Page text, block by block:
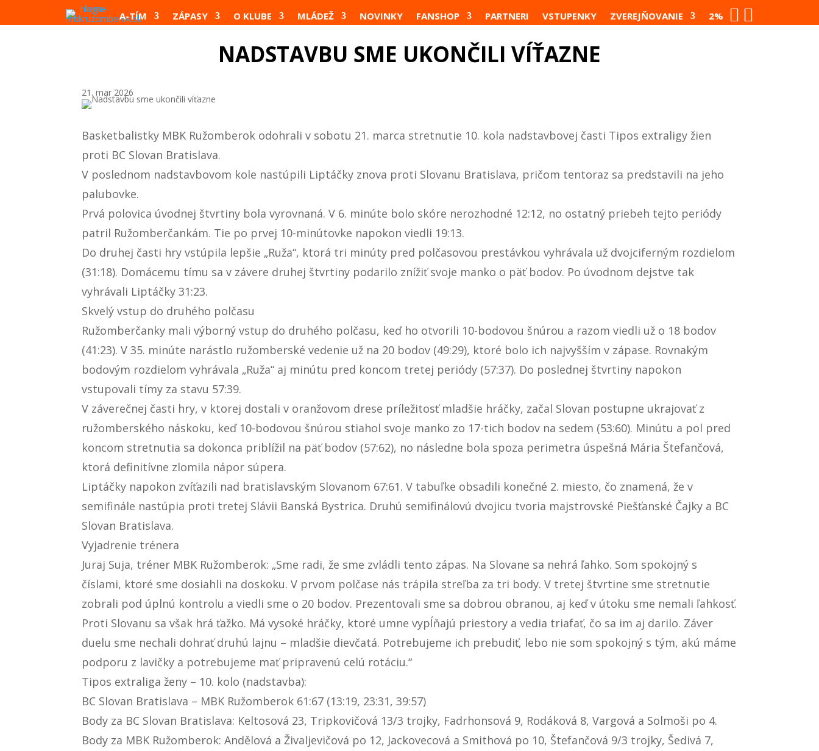
A-TÍM ZÁPASY O KLUBE MLÁDEŽ NOVINKY FANSHOP PARTNERI VSTUPENKY ZVEREJŇOVANIE 2%  
NADSTAVBU SME UKONČILI VÍŤAZNE
21. mar 2026
Basketbalistky MBK Ružomberok odohrali v sobotu 21. marca stretnutie 10. kola nadstavbovej časti Tipos extraligy žien
proti BC Slovan Bratislava.
V poslednom nadstavbovom kole nastúpili Liptáčky znova proti Slovanu Bratislava, pričom tentoraz sa predstavili na jeho
palubovke.
Prvá polovica úvodnej štvrtiny bola vyrovnaná. V 6. minúte bolo skóre nerozhodné 12:12, no ostatný priebeh tejto periódy
patril Ružomberčankám. Tie po prvej 10-minútovke napokon viedli 19:13.
Do druhej časti hry vstúpila lepšie „Ruža“, ktorá tri minúty pred polčasovou prestávkou vyhrávala už dvojciferným rozdielom
(31:18). Domácemu tímu sa v závere druhej štvrtiny podarilo znížiť svoje manko o päť bodov. Po úvodnom dejstve tak
vyhrávali Liptáčky 31:23.
Skvelý vstup do druhého polčasu
Ružomberčanky mali výborný vstup do druhého polčasu, keď ho otvorili 10-bodovou šnúrou a razom viedli už o 18 bodov
(41:23). V 35. minúte narástlo ružomberské vedenie už na 20 bodov (49:29), ktoré bolo ich najvyšším v zápase. Rovnakým
bodovým rozdielom vyhrávala „Ruža“ aj minútu pred koncom tretej periódy (57:37). Do poslednej štvrtiny napokon
vstupovali tímy za stavu 57:39.
V záverečnej časti hry, v ktorej dostali v oranžovom drese príležitosť mladšie hráčky, začal Slovan postupne ukrajovať z
ružomberského náskoku, keď 10-bodovou šnúrou stiahol svoje manko zo 17-tich bodov na sedem (53:60). Minútu a pol pred
koncom stretnutia sa dokonca priblížil na päť bodov (57:62), no následne bola spoza perimetra úspešná Mária Štefančová,
ktorá definitívne zlomila nápor súpera.
Liptáčky napokon zvíťazili nad bratislavským Slovanom 67:61. V tabuľke obsadili konečné 2. miesto, čo znamená, že v
semifinále nastúpia proti tretej Slávii Banská Bystrica. Druhú semifinálovú dvojicu tvoria majstrovské Piešťanské Čajky a BC
Slovan Bratislava.
Vyjadrenie trénera
Juraj Suja, tréner MBK Ružomberok: „Sme radi, že sme zvládli tento zápas. Na Slovane sa nehrá ľahko. Som spokojný s
číslami, ktoré sme dosiahli na doskoku. V prvom polčase nás trápila streľba za tri body. V tretej štvrtine sme stretnutie
zobrali pod úplnú kontrolu a viedli sme o 20 bodov. Prezentovali sme sa dobrou obranou, aj keď v útoku sme nemali ľahkosť.
Proti Slovanu sa však hrá ťažko. Má vysoké hráčky, ktoré umne vypĺňajú priestory a vedia triafať, čo sa im aj darilo. Záver
duelu sme nechali dohrať druhú lajnu – mladšie dievčatá. Potrebujeme ich prebudiť, lebo nie som spokojný s tým, akú máme
podporu z lavičky a potrebujeme mať pripravenú celú rotáciu.“
Tipos extraliga ženy – 10. kolo (nadstavba):
BC Slovan Bratislava – MBK Ružomberok 61:67 (13:19, 23:31, 39:57)
Body za BC Slovan Bratislava: Keltosová 23, Tripkovičová 13/3 trojky, Fadrhonsová 9, Rodáková 8, Vargová a Solmoši po 4.
Body za MBK Ružomberok: Andělová a Živaljevičová po 12, Jackovecová a Smithová po 10, Štefančová 9/3 trojky, Šedivá 7,